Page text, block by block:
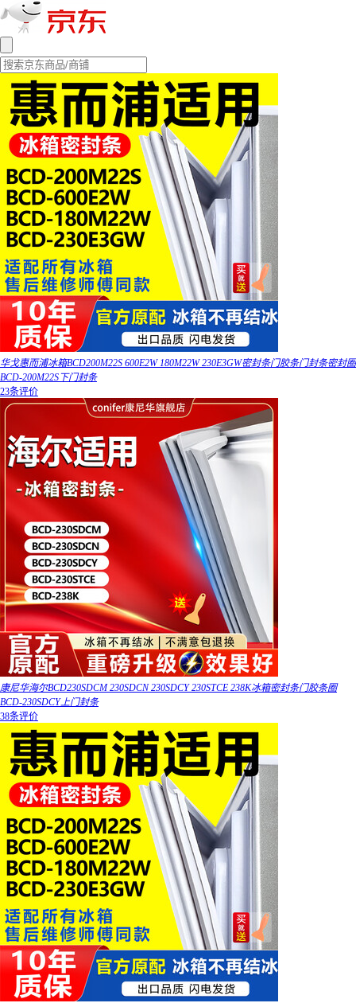
华戈惠而浦冰箱BCD200M22S 600E2W 180M22W 230E3GW密封条门胶条门封条密封圈
BCD-200M22S下门封条
23条评价
康尼华海尔BCD230SDCM 230SDCN 230SDCY 230STCE 238K冰箱密封条门胶条圈
BCD-230SDCY上门封条
38条评价